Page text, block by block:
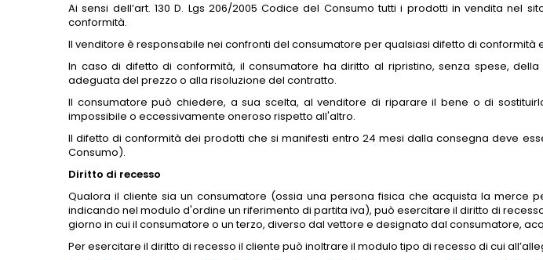
Ai sensi dell’art. 130 D. Lgs 206/2005 Codice del Consumo tutti i prodotti in vendita
conformità.
Il venditore è responsabile nei confronti del consumatore per qualsiasi difetto di
In caso di difetto di conformità, il consumatore ha diritto al ripristino, senza spese,
adeguata del prezzo o alla risoluzione del contratto.
Il consumatore può chiedere, a sua scelta, al venditore di riparare il bene o di
impossibile o eccessivamente oneroso rispetto all'altro.
Il difetto di conformità dei prodotti che si manifesti entro 24 mesi dalla consegna deve
Consumo).
Diritto di recesso
Qualora il cliente sia un consumatore (ossia una persona fisica che acquista la merce
indicando nel modulo d'ordine un riferimento di partita iva), può esercitare il diritto di
giorno in cui il consumatore o un terzo, diverso dal vettore e designato dal consumatore,
Per esercitare il diritto di recesso il cliente può inoltrare il modulo tipo di recesso di cui